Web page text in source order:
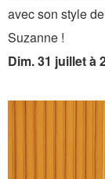
avec son style
Suzanne !
Dim. 31 juillet à